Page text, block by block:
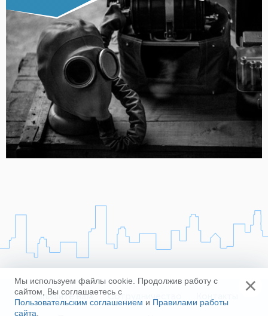
Напишите нам Сотрудничество
Мы используем файлы cookie. Продолжив работу с
сайтом, Вы соглашаетесь с
Пользовательским соглашением и Правилами работы
сайта
×